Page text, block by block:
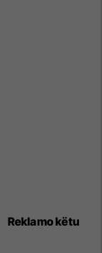
Reklamo këtu